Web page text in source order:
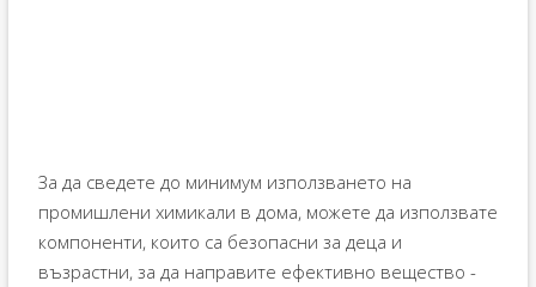
За да сведете до минимум използването на
промишлени химикали в дома, можете да използвате
компоненти, които са безопасни за деца и
възрастни, за да направите ефективно вещество -